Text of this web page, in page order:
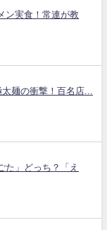
ン実食！常連が教
麺の衝撃！百名店...
た」どっち？「え